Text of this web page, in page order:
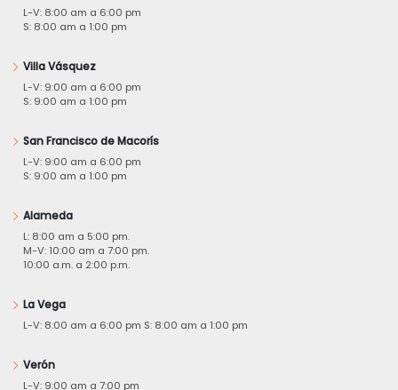
L-V: 8:00 am a 6:00 pm
S: 8:00 am a 1:00 pm
Villa Vásquez
L-V: 9:00 am a 6:00 pm
S: 9:00 am a 1:00 pm
San Francisco de Macorís
L-V: 9:00 am a 6:00 pm
S: 9:00 am a 1:00 pm
Alameda
L: 8:00 am a 5:00 pm.
M-V: 10:00 am a 7:00 pm.
10:00 a.m. a 2:00 p.m.
La Vega
L-V: 8:00 am a 6:00 pm S: 8:00 am a 1:00 pm
Verón
L-V: 9:00 am a 7:00 pm